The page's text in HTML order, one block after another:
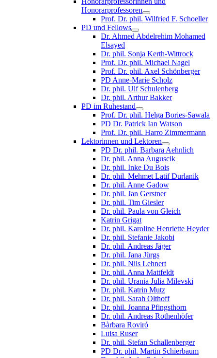
Honorarprofessoren
Prof. Dr. phil. Wilfried F. Schoeller
PD und Fellows
Dr. Ahmed Abdelrehim Mohamed
Elsayed
Dr. phil. Sonja Kerth-Wittrock
Prof. Dr. phil. Michael Nagel
Prof. Dr. phil. Axel Schönberger
PD Anne-Marie Scholz
Dr. phil. Ulf Schulenberg
Dr. phil. Arthur Bakker
PD im Ruhestand
Prof. Dr. phil. Helga Bories-Sawala
PD Dr. Patrick Ian Watson
Prof. Dr. phil. Harro Zimmermann
Lektorinnen und Lektoren
PD Dr. phil. Barbara Aehnlich
Dr. phil. Anna Auguscik
Dr. phil. Inke Du Bois
Dr. phil. Mehmet Latif Durlanik
Dr. phil. Anne Gadow
Dr. phil. Jan Gerstner
Dr. phil. Tim Giesler
Dr. phil. Paula von Gleich
Katrin Grigat
Dr. phil. Karoline Henriette Heyder
Dr. phil. Stefanie Jakobi
Dr. phil. Andreas Jäger
Dr. phil. Jana Jürgs
Dr. phil. Nils Lehnert
Dr. phil. Anna Mattfeldt
Dr. phil. Urania Julia Milevski
Dr. phil. Katrin Mutz
Dr. phil. Sarah Olthoff
Dr. phil. Joanna Pfingsthorn
Dr. phil. Andreas Rothenhöfer
Bàrbara Roviró
Luisa Ruser
Dr. phil. Stefan Schallenberger
PD Dr. phil. Martin Schierbaum